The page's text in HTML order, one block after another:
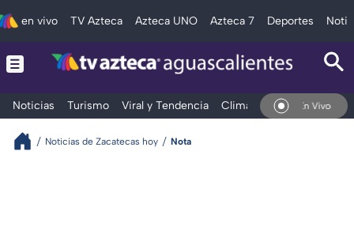
en vivo TV Azteca Azteca UNO Azteca 7 Deportes
Noticias Turismo Viral y Tendencia Clima DeportesEn Vivo
Noticias de Zacatecas hoy Nota